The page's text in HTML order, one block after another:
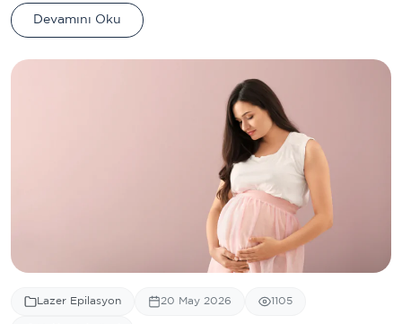
Devamını Oku
Lazer Epilasyon 20 May 2026 1105